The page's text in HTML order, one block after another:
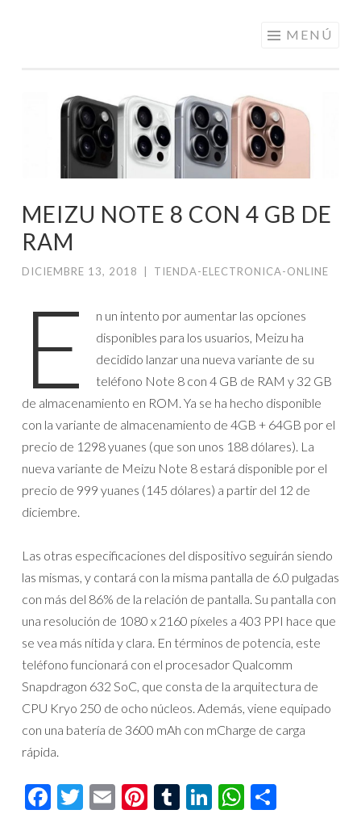
PRECIOS DE
ANDORRA
MENÚ
MEIZU NOTE 8 CON 4 GB DE
RAM
DICIEMBRE 13, 2018 TIENDA-ELECTRONICA-ONLINE
E
n un intento por aumentar las opciones
disponibles para los usuarios, Meizu ha
decidido lanzar una nueva variante de su
teléfono Note 8 con 4 GB de RAM y 32 GB
de almacenamiento en ROM. Ya se ha hecho disponible
con la variante de almacenamiento de 4GB + 64GB por el
precio de 1298 yuanes (que son unos 188 dólares). La
nueva variante de Meizu Note 8 estará disponible por el
precio de 999 yuanes (145 dólares) a partir del 12 de
diciembre.
Las otras especificaciones del dispositivo seguirán siendo
las mismas, y contará con la misma pantalla de 6.0 pulgadas
con más del 86% de la relación de pantalla. Su pantalla con
una resolución de 1080 x 2160 píxeles a 403 PPI hace que
se vea más nítida y clara. En términos de potencia, este
teléfono funcionará con el procesador Qualcomm
Snapdragon 632 SoC, que consta de la arquitectura de
CPU Kryo 250 de ocho núcleos. Además, viene equipado
con una batería de 3600 mAh con mCharge de carga
rápida.
Facebook
Twitter
EmailPinterest
Tumblr
LinkedIn